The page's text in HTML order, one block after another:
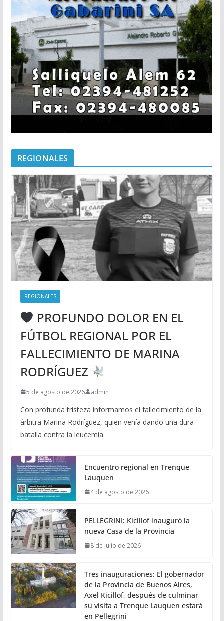
REGIONALES
REGIONALES
PROFUNDO DOLOR EN EL
FÚTBOL REGIONAL POR EL
FALLECIMIENTO DE MARINA
RODRÍGUEZ
5 de agosto de 2026 admin
Con profunda tristeza informamos el fallecimiento de la
árbitra Marina Rodríguez, quien venía dando una dura
batalla contra la leucemia.
Encuentro regional en Trenque
Lauquen
4 de agosto de 2026
PELLEGRINI: Kicillof inauguró la
nueva Casa de la Provincia
8 de julio de 2026
Tres inauguraciones: El gobernador
de la Provincia de Buenos Aires,
Axel Kicillof, después de culminar
su visita a Trenque Lauquen estará
en Pellegrini